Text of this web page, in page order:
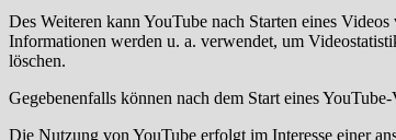
Des Weiteren kann YouTube nach Starten eines
Informationen werden u. a. verwendet, um
löschen.
Gegebenenfalls können nach dem Start eines
Die Nutzung von YouTube erfolgt im Interesse einer